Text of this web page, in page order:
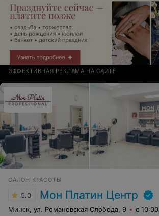
ЭФФЕКТИВНАЯ РЕКЛАМА НА САЙТЕ
САЛОН КРАСОТЫ
5.0 Мон Платин Центр
Минск, ул. Романовская Слобода, 9 с 10:00